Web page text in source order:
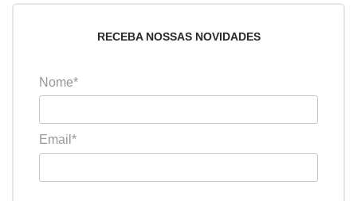
RECEBA NOSSAS NOVIDADES
Nome*
Email*